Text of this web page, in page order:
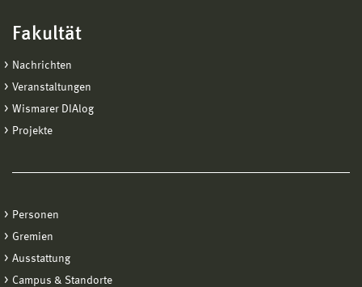
Fakultät
Nachrichten
Veranstaltungen
Wismarer DIAlog
Projekte
Personen
Gremien
Ausstattung
Campus & Standorte